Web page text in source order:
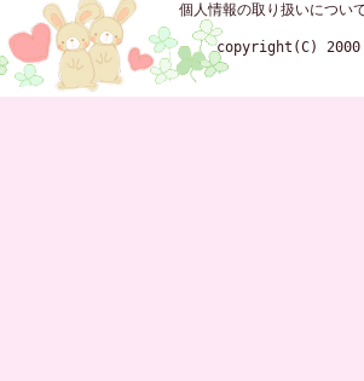
個人情報の取り扱いについ
copyright(C) 2000